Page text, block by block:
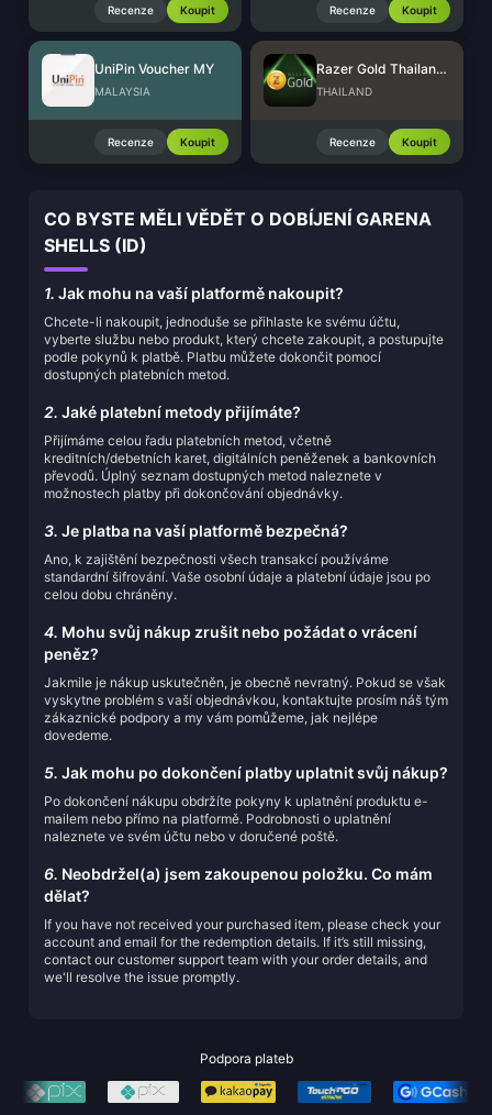
Recenze Koupit Recenze Koupit
UniPin Voucher MY
MALAYSIA
Recenze Koupit
Razer Gold Thailand (THB)
THAILAND
Recenze Koupit
CO BYSTE MĚLI VĚDĚT O DOBÍJENÍ GARENA
SHELLS (ID)
1. Jak mohu na vaší platformě nakoupit?
Chcete-li nakoupit, jednoduše se přihlaste ke svému účtu,
vyberte službu nebo produkt, který chcete zakoupit, a postupujte
podle pokynů k platbě. Platbu můžete dokončit pomocí
dostupných platebních metod.
2. Jaké platební metody přijímáte?
Přijímáme celou řadu platebních metod, včetně
kreditních/debetních karet, digitálních peněženek a bankovních
převodů. Úplný seznam dostupných metod naleznete v
možnostech platby při dokončování objednávky.
3. Je platba na vaší platformě bezpečná?
Ano, k zajištění bezpečnosti všech transakcí používáme
standardní šifrování. Vaše osobní údaje a platební údaje jsou po
celou dobu chráněny.
4. Mohu svůj nákup zrušit nebo požádat o vrácení
peněz?
Jakmile je nákup uskutečněn, je obecně nevratný. Pokud se však
vyskytne problém s vaší objednávkou, kontaktujte prosím náš tým
zákaznické podpory a my vám pomůžeme, jak nejlépe
dovedeme.
5. Jak mohu po dokončení platby uplatnit svůj nákup?
Po dokončení nákupu obdržíte pokyny k uplatnění produktu e-
mailem nebo přímo na platformě. Podrobnosti o uplatnění
naleznete ve svém účtu nebo v doručené poště.
6. Neobdržel(a) jsem zakoupenou položku. Co mám
dělat?
If you have not received your purchased item, please check your
account and email for the redemption details. If it’s still missing,
contact our customer support team with your order details, and
we'll resolve the issue promptly.
Podpora plateb